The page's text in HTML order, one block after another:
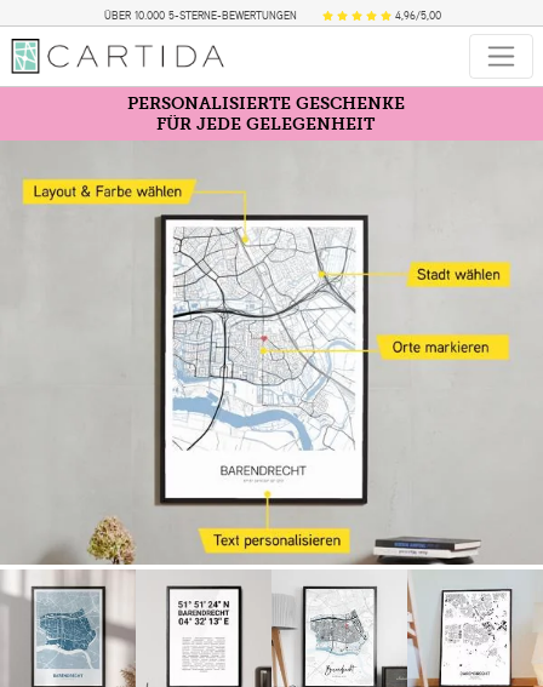
ÜBER 10.000 5-STERNE-BEWERTUNGEN 4,96/5,00
PERSONALISIERTE GESCHENKE
FÜR JEDE GELEGENHEIT